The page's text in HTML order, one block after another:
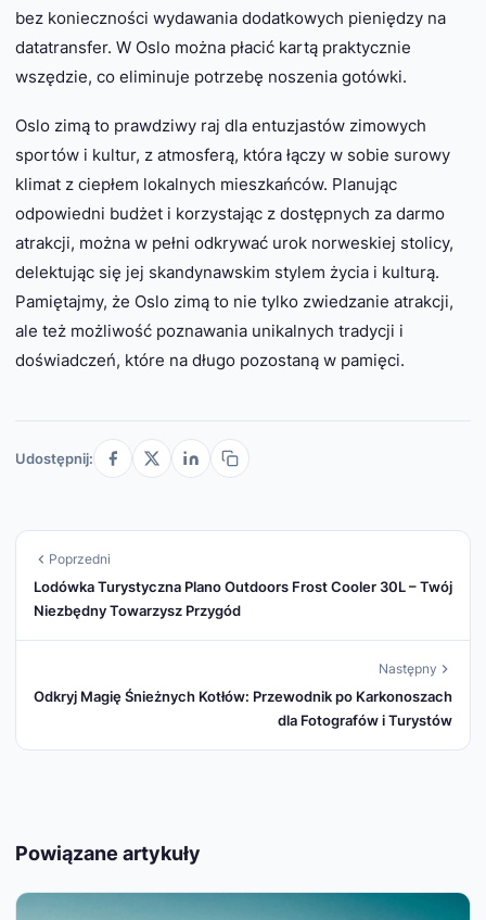
bez konieczności wydawania dodatkowych pieniędzy na
datatransfer. W Oslo można płacić kartą praktycznie
wszędzie, co eliminuje potrzebę noszenia gotówki.
Oslo zimą to prawdziwy raj dla entuzjastów zimowych
sportów i kultur, z atmosferą, która łączy w sobie surowy
klimat z ciepłem lokalnych mieszkańców. Planując
odpowiedni budżet i korzystając z dostępnych za darmo
atrakcji, można w pełni odkrywać urok norweskiej stolicy,
delektując się jej skandynawskim stylem życia i kulturą.
Pamiętajmy, że Oslo zimą to nie tylko zwiedzanie atrakcji,
ale też możliwość poznawania unikalnych tradycji i
doświadczeń, które na długo pozostaną w pamięci.
Udostępnij:
Poprzedni
Lodówka Turystyczna Plano Outdoors Frost Cooler 30L – Twój
Niezbędny Towarzysz Przygód
Następny
Odkryj Magię Śnieżnych Kotłów: Przewodnik po Karkonoszach
dla Fotografów i Turystów
Powiązane artykuły